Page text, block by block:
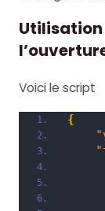
Utilisation
Voici le script
{